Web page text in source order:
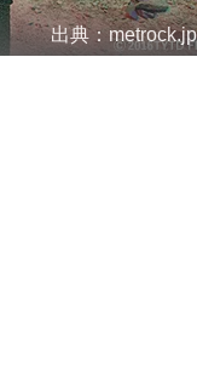
出典：metrock.jp